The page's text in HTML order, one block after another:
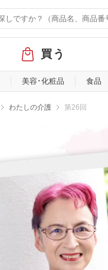
買う
美容･化粧品 食品
わたしの介護 第26回